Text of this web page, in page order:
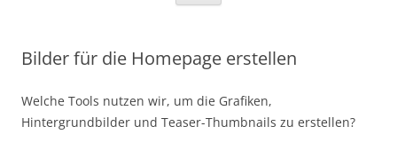
Bilder für die Homepage erstellen
Welche Tools nutzen wir, um die Grafiken,
Hintergrundbilder und Teaser-Thumbnails zu erstellen?